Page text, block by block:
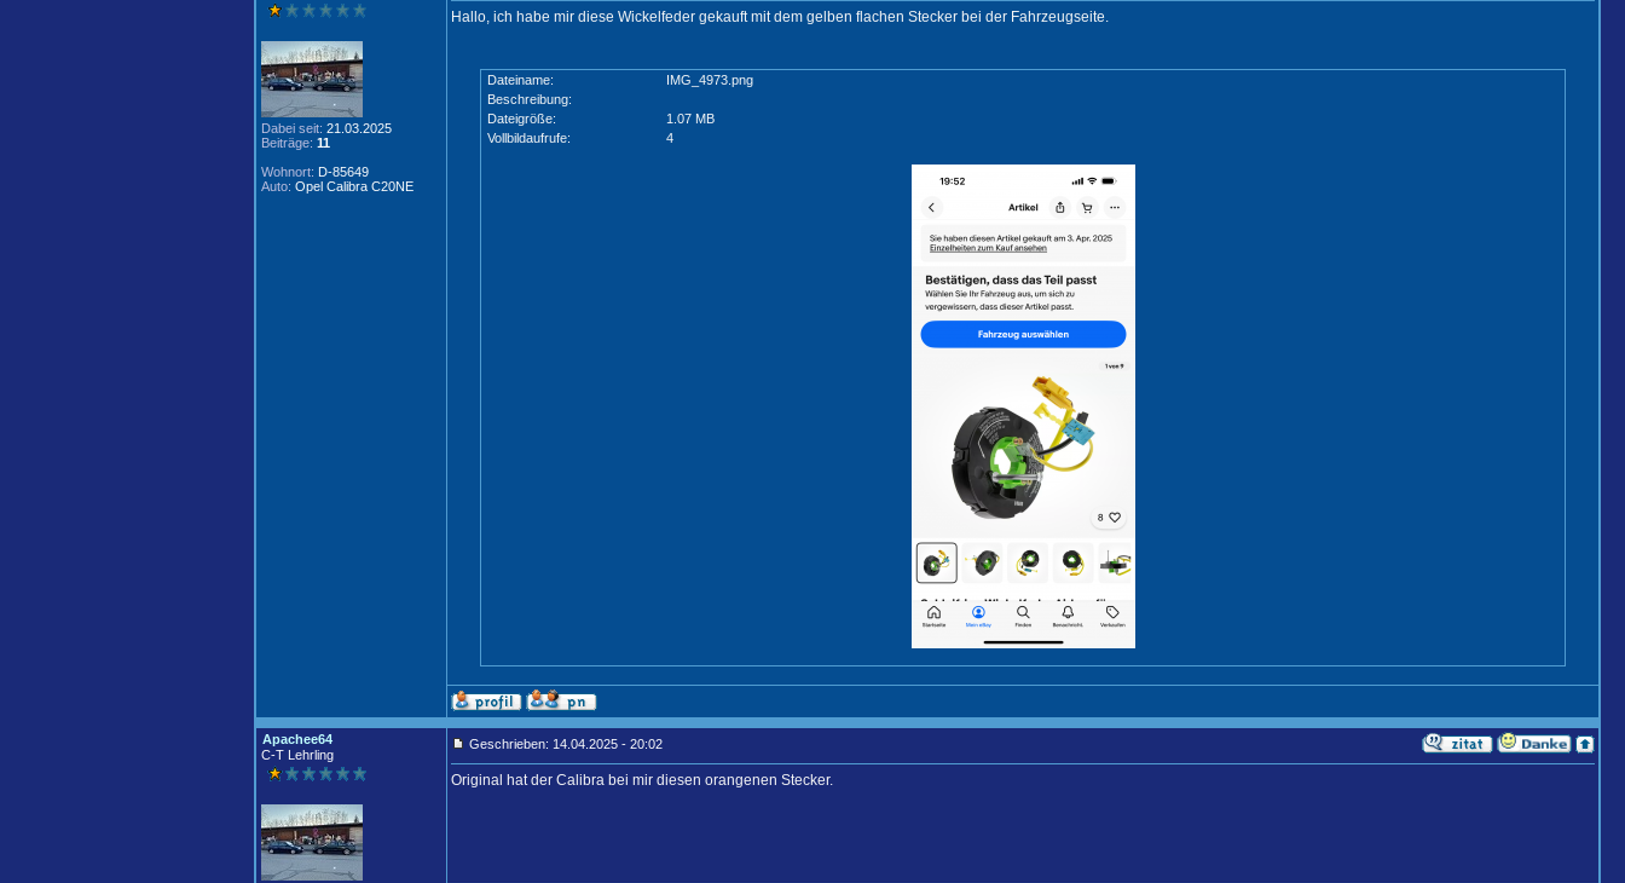
Dabei seit: 21.03.2025
Beiträge: 11
Wohnort: D-85649
Auto: Opel Calibra C20NE
Hallo, ich habe mir diese Wickelfeder gekauft mit dem gelben flachen Stecker bei der Fahrzeugseite.
Dateiname:
IMG_4973.png
Beschreibung:
Dateigröße:
1.07 MB
Vollbildaufrufe:
4
Apachee64
C-T Lehrling
Geschrieben: 14.04.2025 - 20:02
Original hat der Calibra bei mir diesen orangenen Stecker.